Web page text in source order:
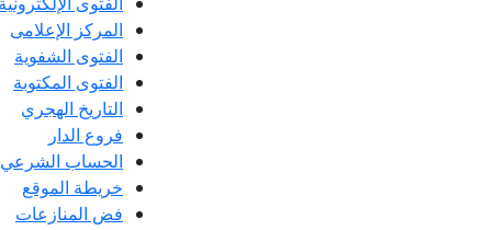
المركز الإعلامى
الفتوى الشفوية
الفتوى المكتوبة
التاريخ الهجري
فروع الدار
الحساب الشرعي
خريطة الموقع
فض المنازعات